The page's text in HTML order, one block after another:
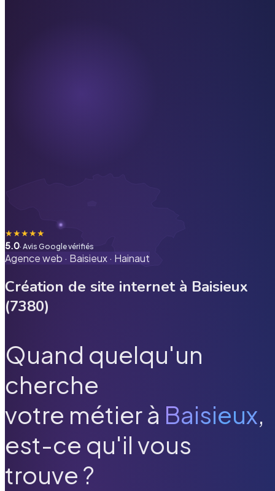
★★★★★
5.0· Avis Google vérifiés
Agence web · Baisieux· Hainaut
Création de site internet à Baisieux
(7380)
Quand quelqu'un
cherche
votre métier à Baisieux,
est-ce qu'il vous
trouve ?